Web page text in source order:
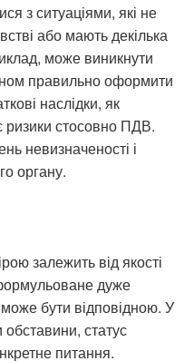
з ситуаціями, які не
або мають декілька
може виникнути
правильно оформити
наслідки, як
ризики стосовно ПДВ.
невизначеності і
органу.
залежить від якості
дуже
бути відповідною. У
обставини, статус
питання.